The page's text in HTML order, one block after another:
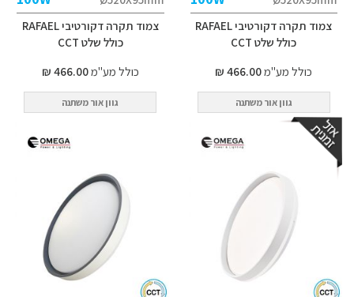
צמוד תקרה דקורטיבי RAFAEL
כולל שלט CCT
כולל מע"מ466.00 ₪
גוון אור משתנה
צמוד תקרה דקורטיבי RAFAEL
כולל שלט CCT
כולל מע"מ466.00 ₪
גוון אור משתנה